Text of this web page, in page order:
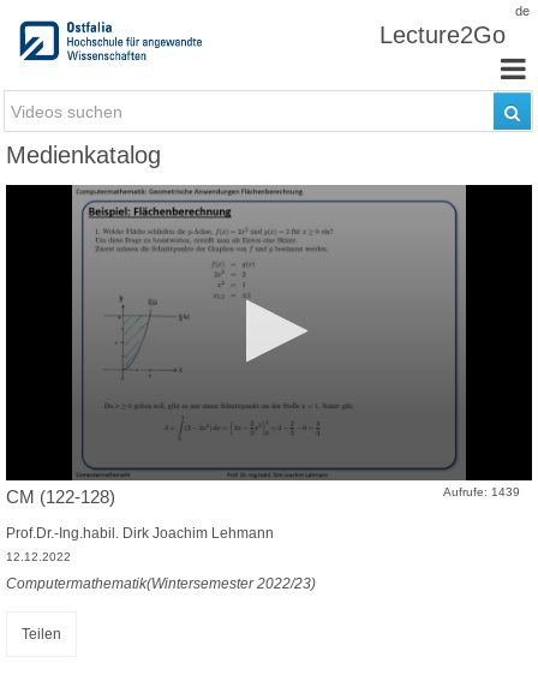
de
Lecture2Go
Medienkatalog
Aufrufe: 1439
CM (122-128)
Prof.Dr.-Ing.habil. Dirk Joachim Lehmann
12.12.2022
Computermathematik(Wintersemester 2022/23)
Teilen